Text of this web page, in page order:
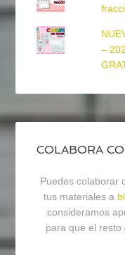
–
COLABORA
Puedes colaborar
tus materiales a
consideramos
para que el resto